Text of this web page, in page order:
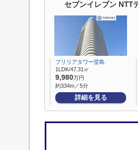
セブンイレブン NTT
ブリリアタワー堂島
1LDK/47.31㎡
9,980万円
約334m／5分
詳細を見る